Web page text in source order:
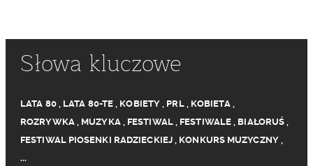
Słowa kluczowe
LATA 80, LATA 80-TE , KOBIETY , PRL, KOBIETA,
ROZRYWKA, MUZYKA, FESTIWAL, FESTIWALE , BIAŁORUŚ ,
FESTIWAL PIOSENKI RADZIECKIEJ, KONKURS MUZYCZNY,
...